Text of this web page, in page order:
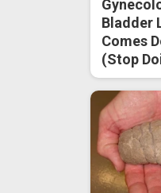
Bladder
Comes
(Stop